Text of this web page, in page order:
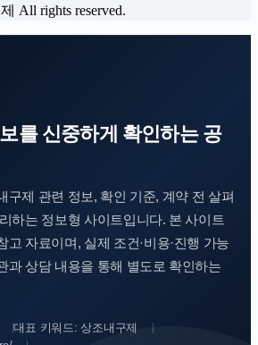
All rights reserved.
를 신중하게 확인하는 공
구제 관련 정보, 확인 기준, 계약 전 살펴
하는 정보형 사이트입니다. 본 사이트
고 자료이며, 실제 조건·비용·진행 가능
과 상담 내용을 통해 별도로 확인하는
대표 키워드: 상조내구제